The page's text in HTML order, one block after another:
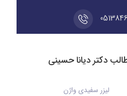
دکتر دیانا حسینی
لیزر سفیدی واژن